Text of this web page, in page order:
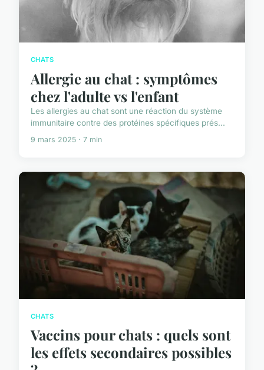
CHATS
Allergie au chat : symptômes
chez l'adulte vs l'enfant
Les allergies au chat sont une réaction du système
immunitaire contre des protéines spécifiques prés...
9 mars 2025 · 7 min
CHATS
Vaccins pour chats : quels sont
les effets secondaires possibles